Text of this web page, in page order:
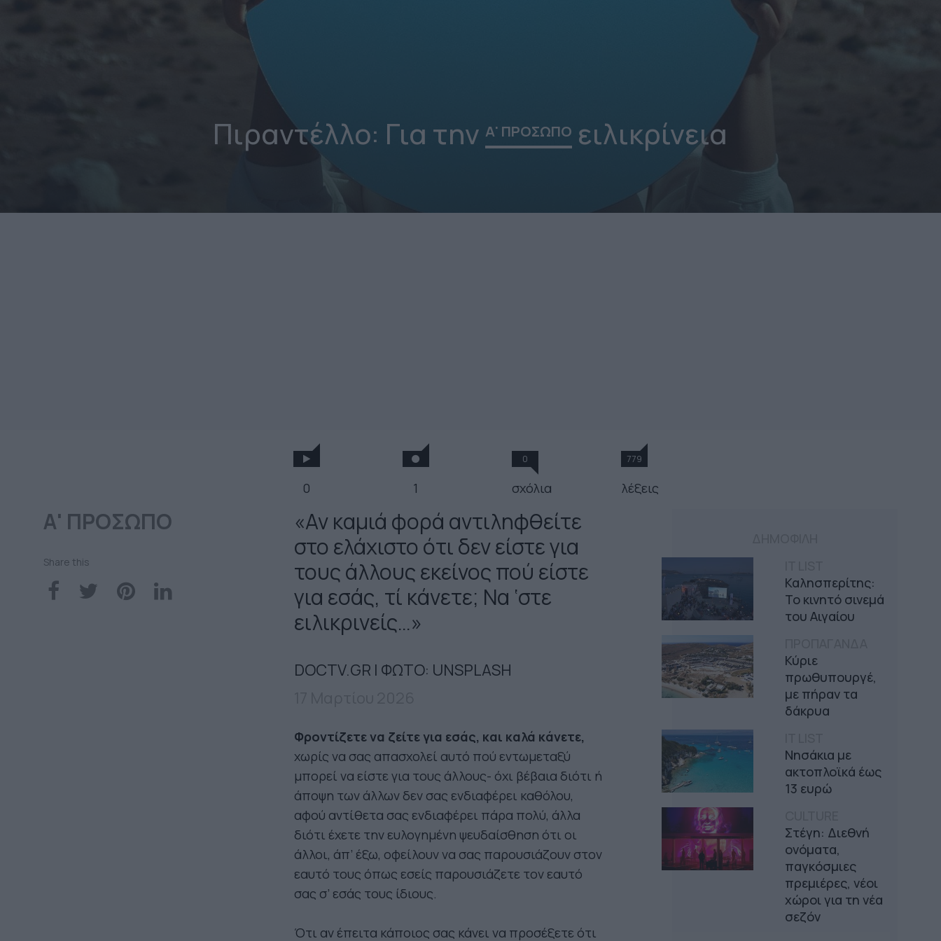
Πιραντέλλο: Για την Α' ΠΡΟΣΩΠΟ ειλικρίνεια
0 1
0
σχόλια
779
λέξεις
Α' ΠΡΟΣΩΠΟ
Share this
Καλησπερίτης:
Το κινητό σινεμά
του Αιγαίου
Κύριε
πρωθυπουργέ,
με πήραν τα
δάκρυα
Νησάκια με
ακτοπλοϊκά έως
13 ευρώ
Στέγη: Διεθνή
ονόματα,
παγκόσμιες
πρεμιέρες, νέοι
χώροι για τη νέα
σεζόν
«Αν καμιά φορά αντιληφθείτε
στο ελάχιστο ότι δεν είστε για
τους άλλους εκείνος πού είστε
για εσάς, τί κάνετε; Να ‘στε
ειλικρινείς…»
DOCTV.GR | ΦΩΤΟ: UNSPLASH
Φροντίζετε να ζείτε για εσάς, και καλά κάνετε,
χωρίς να σας απασχολεί αυτό πού εντωμεταξύ
μπορεί να είστε για τους άλλους- όχι βέβαια διότι ή
άποψη των άλλων δεν σας ενδιαφέρει καθόλου,
αφού αντίθετα σας ενδιαφέρει πάρα πολύ, άλλα
διότι έχετε την ευλογημένη ψευδαίσθηση ότι οι
άλλοι, άπ’ έξω, οφείλουν να σας παρουσιάζουν στον
εαυτό τους όπως εσείς παρουσιάζετε τον εαυτό
σας σ’ εσάς τους ίδιους.
Ότι αν έπειτα κάποιος σας κάνει να προσέξετε ότι